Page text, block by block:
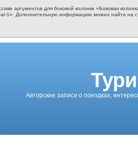
аргументов для боковой колонки «Боковая
1». Дополнительную информацию можно найти на
Авторские записи о поездках,